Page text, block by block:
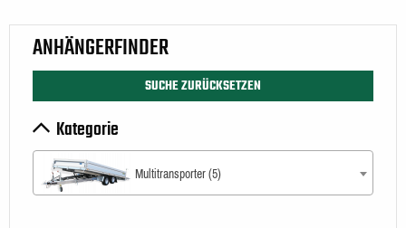
ANHÄNGERFINDER
SUCHE ZURÜCKSETZEN
Kategorie
Multitransporter (5)